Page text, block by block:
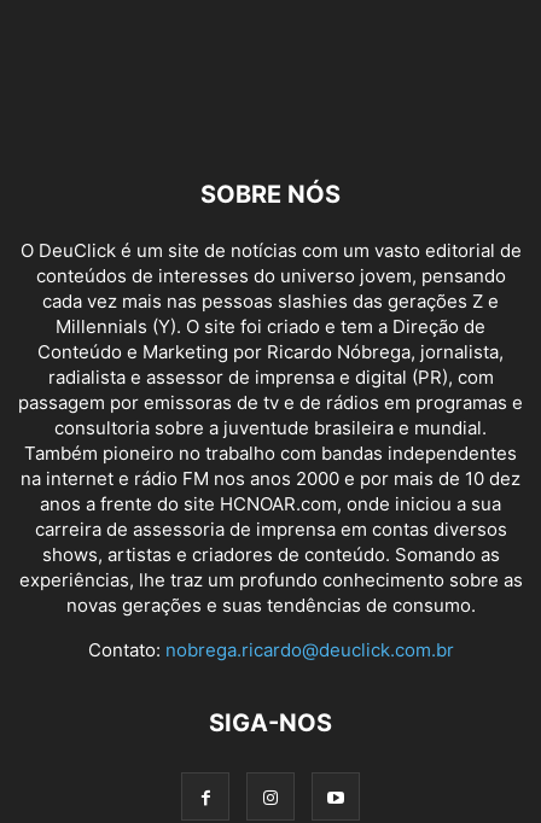
SOBRE NÓS
O DeuClick é um site de notícias com um vasto editorial de
conteúdos de interesses do universo jovem, pensando
cada vez mais nas pessoas slashies das gerações Z e
Millennials (Y). O site foi criado e tem a Direção de
Conteúdo e Marketing por Ricardo Nóbrega, jornalista,
radialista e assessor de imprensa e digital (PR), com
passagem por emissoras de tv e de rádios em programas e
consultoria sobre a juventude brasileira e mundial.
Também pioneiro no trabalho com bandas independentes
na internet e rádio FM nos anos 2000 e por mais de 10 dez
anos a frente do site HCNOAR.com, onde iniciou a sua
carreira de assessoria de imprensa em contas diversos
shows, artistas e criadores de conteúdo. Somando as
experiências, lhe traz um profundo conhecimento sobre as
novas gerações e suas tendências de consumo.
Contato: nobrega.ricardo@deuclick.com.br
SIGA-NOS